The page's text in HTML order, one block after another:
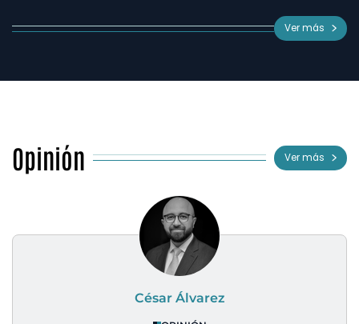
Ver más
Opinión Ver más
César Álvarez